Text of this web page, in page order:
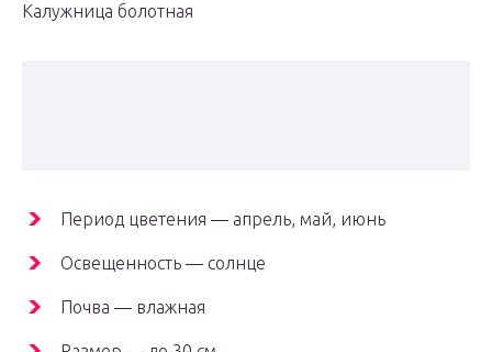
Калужница болотная
Период цветения — апрель, май, июнь
Освещенность — солнце
Почва — влажная